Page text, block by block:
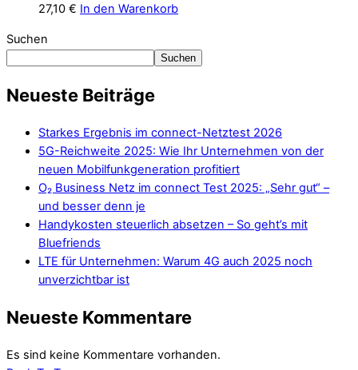
27,10 € In den Warenkorb
Suchen
Suchen
Neueste Beiträge
Starkes Ergebnis im connect-Netztest 2026
5G-Reichweite 2025: Wie Ihr Unternehmen von der
neuen Mobilfunkgeneration profitiert
O₂ Business Netz im connect Test 2025: „Sehr gut“ –
und besser denn je
Handykosten steuerlich absetzen – So geht’s mit
Bluefriends
LTE für Unternehmen: Warum 4G auch 2025 noch
unverzichtbar ist
Neueste Kommentare
Es sind keine Kommentare vorhanden.